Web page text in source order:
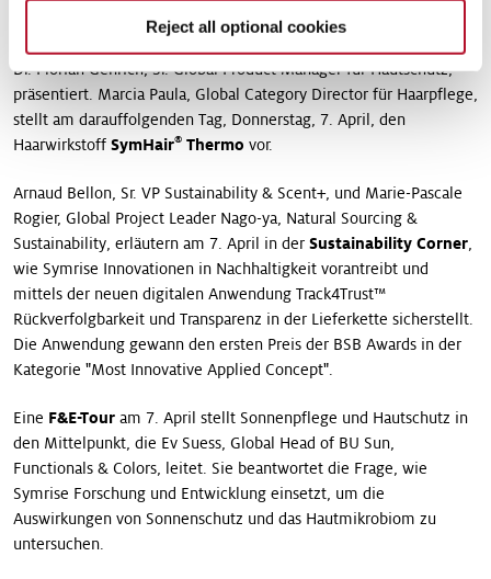
Reject all optional cookies
PMC grün , ein Inhaltsstoff zur Schuppenbekämpfung,
Dr. Florian Genrich, Sr. Global Product Manager für Hautschutz,
präsentiert. Marcia Paula, Global Category Director für Haarpflege,
stellt am darauffolgenden Tag, Donnerstag, 7. April, den
Haarwirkstoff SymHair® Thermo vor.
Arnaud Bellon, Sr. VP Sustainability & Scent+, und Marie-Pascale
Rogier, Global Project Leader Nago-ya, Natural Sourcing &
Sustainability, erläutern am 7. April in der Sustainability Corner
wie Symrise Innovationen in Nachhaltigkeit vorantreibt und
mittels der neuen digitalen Anwendung Track4Trust™
Rückverfolgbarkeit und Transparenz in der Lieferkette sicherstellt.
Die Anwendung gewann den ersten Preis der BSB Awards in der
Kategorie "Most Innovative Applied Concept".
Eine F&E-Tour am 7. April stellt Sonnenpflege und Hautschutz in
den Mittelpunkt, die Ev Suess, Global Head of BU Sun,
Functionals & Colors, leitet. Sie beantwortet die Frage, wie
Symrise Forschung und Entwicklung einsetzt, um die
Auswirkungen von Sonnenschutz und das Hautmikrobiom zu
untersuchen.